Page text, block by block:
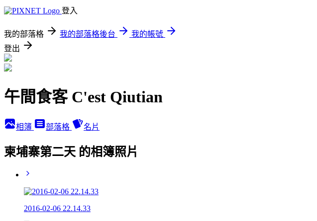
登入
我的部落格 我的部落格後台
我的帳號
登出
午間食客 C'est Qiutian
相簿 部落格 名片
柬埔寨第二天 的相簿照片
2016-02-06 22.14.33